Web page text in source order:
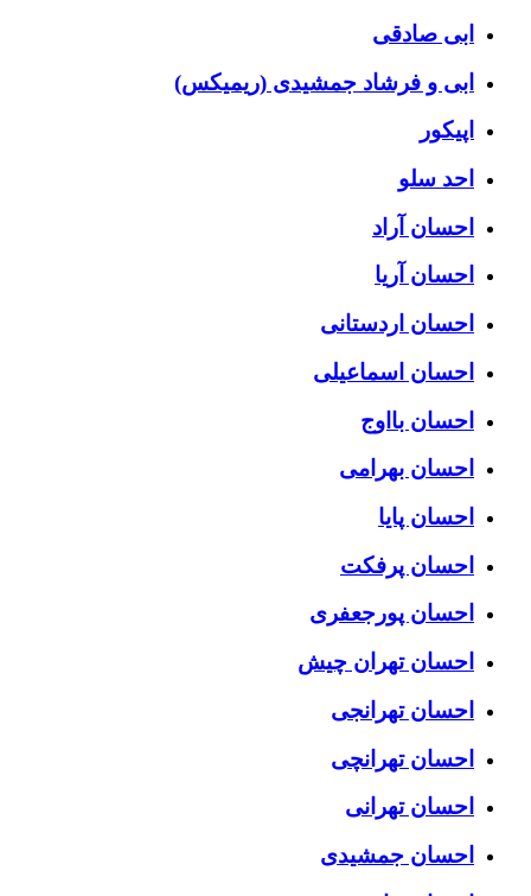
ابی صادقی
ابی و فرشاد جمشیدی (ریمیکس)
اپیکور
احد سلو
احسان آراد
احسان آریا
احسان اردستانی
احسان اسماعیلی
احسان بااوج
احسان بهرامی
احسان پایا
احسان پرفکت
احسان پورجعفری
احسان تهران چیش
احسان تهرانجی
احسان تهرانچی
احسان تهرانی
احسان جمشیدی